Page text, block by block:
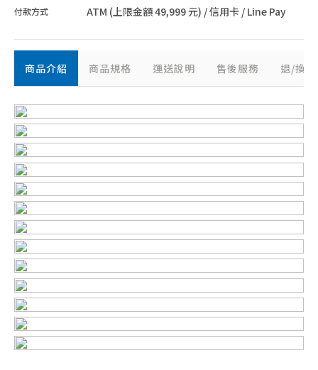
付款方式 ATM (上限金額 49,999 元) / 信用卡 / Line Pay
商品介紹 商品規格 運送說明 售後服務 退/換